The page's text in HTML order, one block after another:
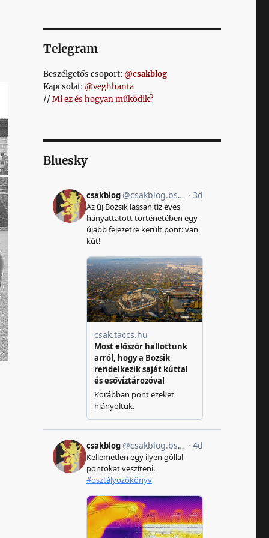
Telegram
Beszélgetős csoport: @csakblog
Kapcsolat: @veghhanta
// Mi ez és hogyan működik?
Bluesky